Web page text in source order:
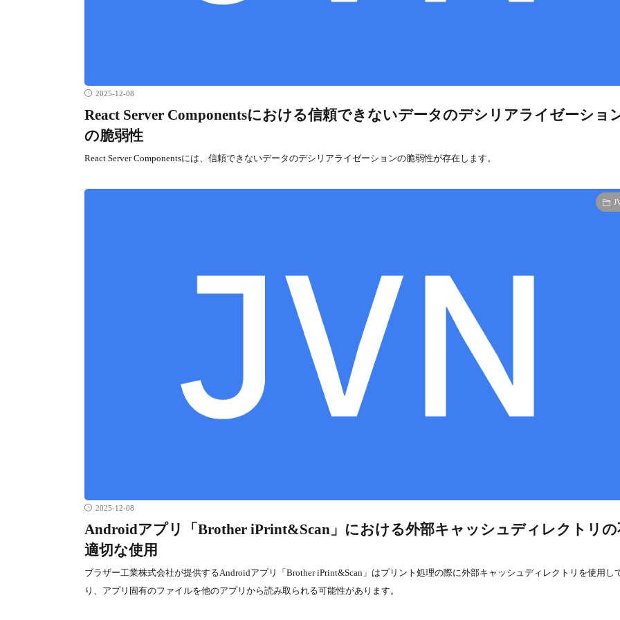
2025-12-08
React Server Componentsにおける信頼できないデータのデシリアライゼーショ
の脆弱性
React Server Componentsには、信頼できないデータのデシリアライゼーションの脆弱性が存在します。
2025-12-08
Androidアプリ「Brother iPrint&Scan」における外部キャッシュディレクトリの
適切な使用
ブラザー工業株式会社が提供するAndroidアプリ「Brother iPrint&Scan」はプリント処理の際に外部キャッシュディレクトリを使用し
り、アプリ固有のファイルを他のアプリから読み取られる可能性があります。